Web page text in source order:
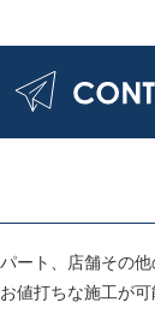
ート、店舗その
値打ちな施工が